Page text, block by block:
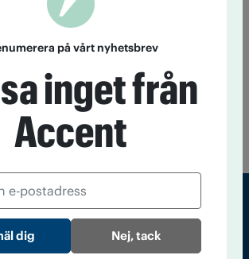
på export
Ett svensk - indiskt samarbete ska
i Indien. En kartläggning av de
finns kring alkohol presenterades i veckan.
hur alkoholindustrin satsar på att få
Nu ska experter från båda länderna
problemen.
tidning om droger och nykterhet
på vårt nyhetsbrev
inget från
Accent
Nej, tack